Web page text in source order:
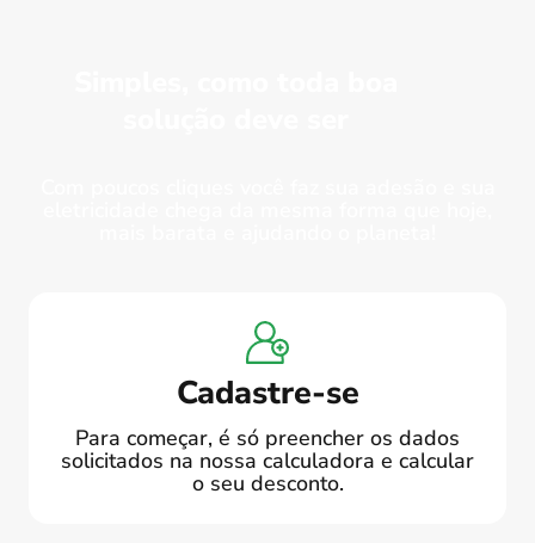
Cadastre-se
Para começar, é só preencher os dados
solicitados na nossa calculadora e calcular
o seu desconto.